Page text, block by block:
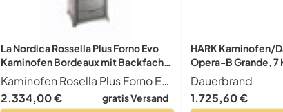
La Nordica Rossella Plus Forno Evo
Kaminofen Bordeaux mit Backfach
9,1 kW 260 m³ Holz
Kaminofen Rosella Plus Forno Evo
2.334,00 €
gratis Versand
HARK Kaminofen/
Opera-B Grande, 7
Titan/meteor-
Dauerbrand
1.725,60 €